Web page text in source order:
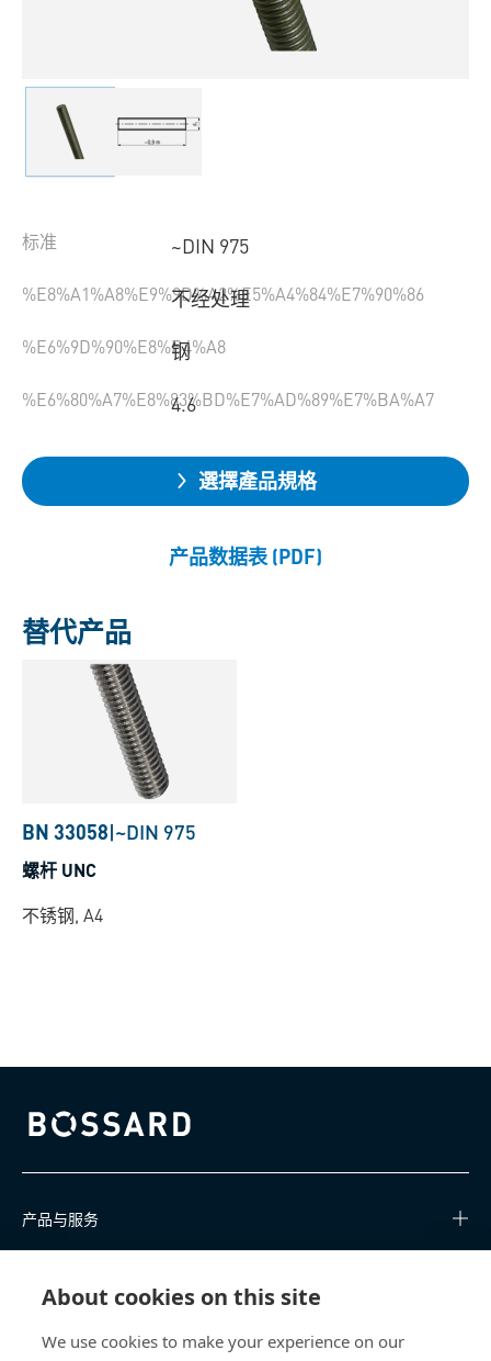
About cookies on this site
We use cookies to make your experience on our
标准 ~DIN 975
%E8%A1%A8%E9%9D%A2%E5%A4%84%E7%90%86
不经处理
%E6%9D%90%E8%B4%A8
钢
%E6%80%A7%E8%83%BD%E7%AD%89%E7%BA%A7
4.6
選擇產品規格
产品数据表 (PDF)
替代产品
BN 33058|~DIN 975
螺杆 UNC
不锈钢, A4
Bossard homepage
产品与服务